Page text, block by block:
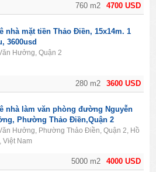
4700 USD
760 m2
3600 USD
280 m2
nhà mặt tiền Thảo Điền, 15x14m. 1
3600usd
Hưởng, Quận 2
4000 USD
5000 m2
nhà làm văn phòng đường Nguyễn
Phường Thảo Điền,Quận 2
Hưởng, Phường Thảo Điền, Quận 2, Hồ
Việt Nam